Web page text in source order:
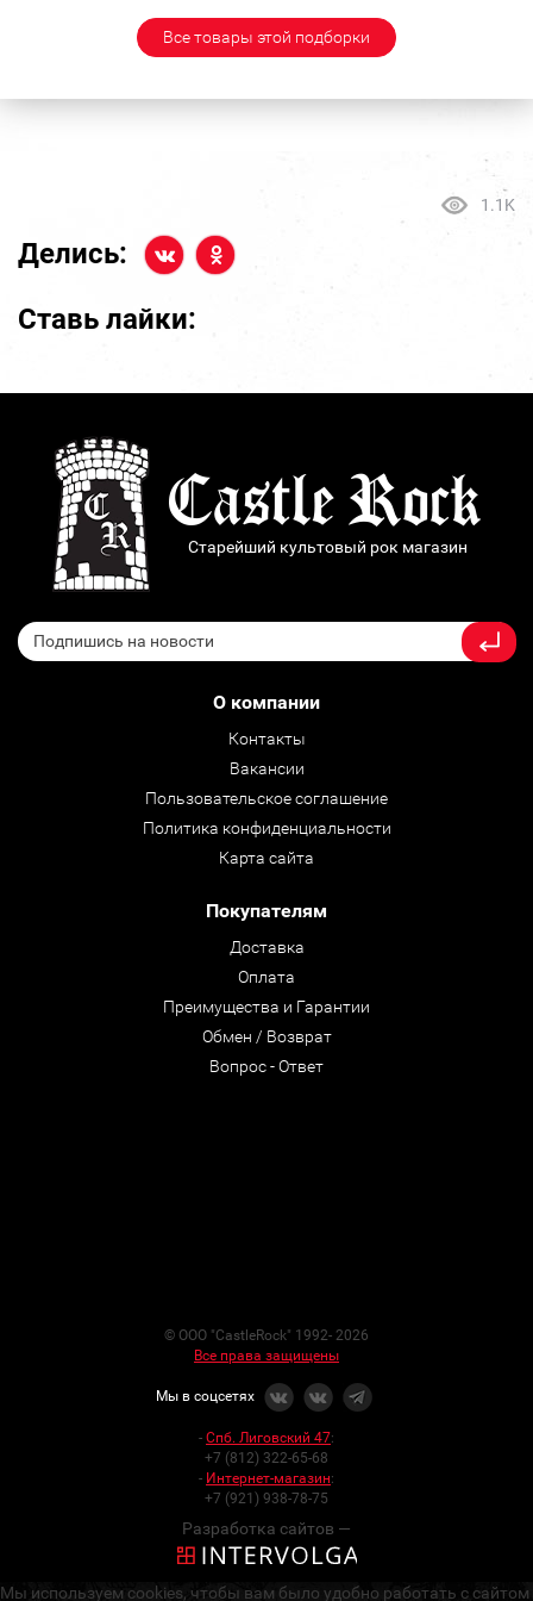
Все товары этой подборки
1.1K
Делись:
Ставь лайки:
Старейший культовый рок магазин
О компании
Контакты
Вакансии
Пользовательское соглашение
Политика конфиденциальности
Карта сайта
Покупателям
Доставка
Оплата
Преимущества и Гарантии
Обмен / Возврат
Вопрос - Ответ
© ООО "CastleRock" 1992- 2026
Все права защищены
Мы в соцсетях
- Спб. Лиговский 47:
+7 (812) 322-65-68
- Интернет-магазин:
+7 (921) 938-78-75
Разработка сайтов —
Мы используем cookies, чтобы вам было удобно работать с сайтом